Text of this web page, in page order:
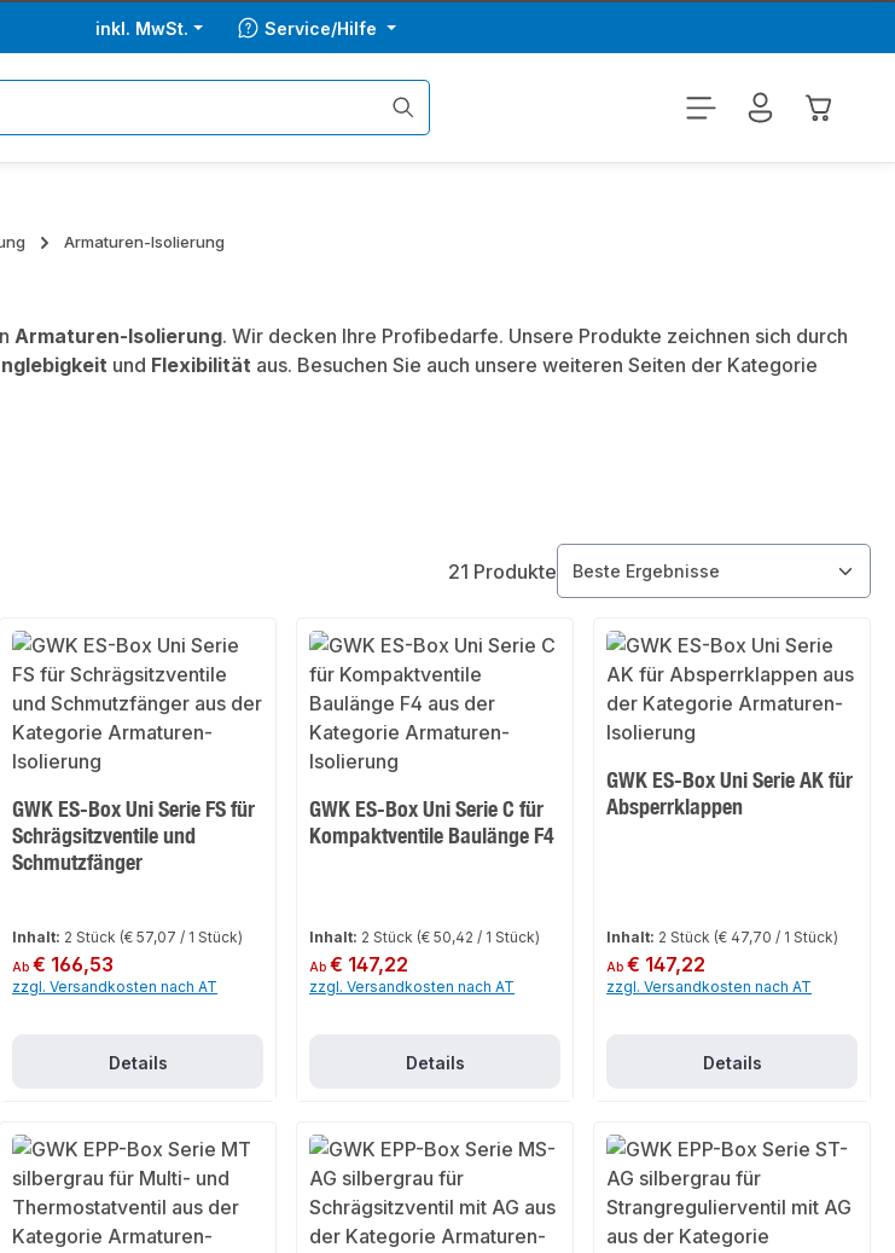
inkl. MwSt. Service/Hilfe
Armaturen-Isolierung
Armaturen-Isolierung. Wir decken Ihre Profibedarfe. Unsere Produkte zeichnen sich durch
und Flexibilität aus. Besuchen Sie auch unsere weiteren Seiten der Kategorie
21 Produkte
GWK ES-Box Uni Serie FS für
Schrägsitzventile und
Schmutzfänger
Inhalt: 2 Stück (€ 57,07 / 1 Stück)
Regulärer Preis:
Ab€ 166,53
zzgl. Versandkosten nach AT
Details
GWK ES-Box Uni Serie C für
Kompaktventile Baulänge F4
Inhalt: 2 Stück (€ 50,42 / 1 Stück)
Regulärer Preis:
Ab€ 147,22
zzgl. Versandkosten nach AT
Details
GWK ES-Box Uni Serie AK für
Absperrklappen
Inhalt: 2 Stück (€ 47,70 / 1 Stück)
Regulärer Preis:
Ab€ 147,22
zzgl. Versandkosten nach AT
Details